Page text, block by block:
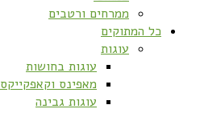
ממרחים ורטבים
כל המתוקים
עוגות
עוגות בחושות
מאפינס וקאפקייקס
עוגות גבינה